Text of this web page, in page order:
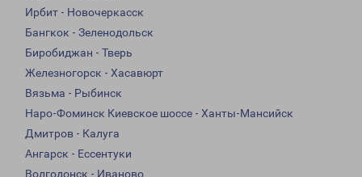
Ирбит - Новочеркасск
Бангкок - Зеленодольск
Биробиджан - Тверь
Железногорск - Хасавюрт
Вязьма - Рыбинск
Наро-Фоминск Киевское шоссе - Ханты-Мансийск
Дмитров - Калуга
Ангарск - Ессентуки
Волгодонск - Иваново